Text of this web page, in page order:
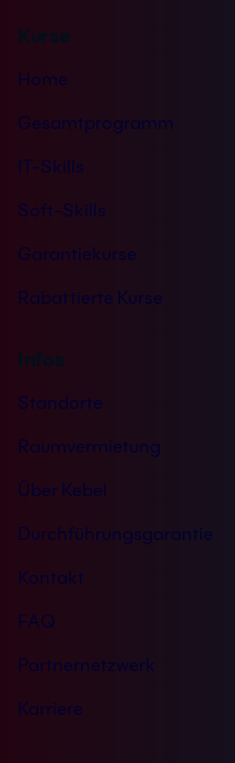
i
*
Kurse
Home
Gesamtprogramm
IT-Skills
Soft-Skills
Garantiekurse
Rabattierte Kurse
Infos
Standorte
Raumvermietung
Über Kebel
Durchführungsgarantie
Kontakt
FAQ
Partnernetzwerk
Karriere